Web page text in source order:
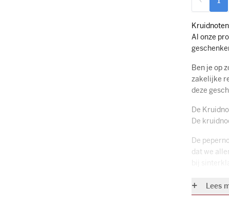
U
Al onze
Ben je op
zakelijke
deze
De
De
De
dat we
Al onze
Lees